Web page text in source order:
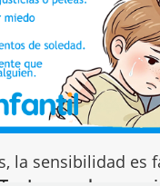
la sensibilidad es